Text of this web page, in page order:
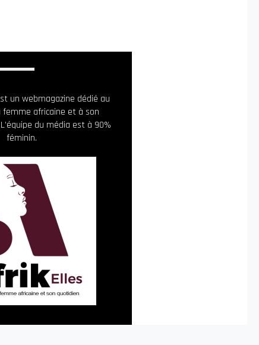
un webmagazine dédié au
femme africaine et à son
du média est à 90%
féminin.